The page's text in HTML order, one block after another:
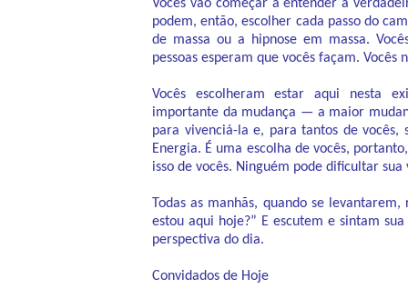
Vocês vão começar a entender a
podem, então, escolher cada passo do
de massa ou a hipnose em massa.
pessoas esperam que vocês façam.
Vocês escolheram estar aqui nesta
importante da mudança — a maior
para vivenciá-la e, para tantos de vocês,
Energia. É uma escolha de vocês,
isso de vocês. Ninguém pode dificultar
Todas as manhãs, quando se
estou aqui hoje?” E escutem e sintam
perspectiva do dia.
Convidados de Hoje